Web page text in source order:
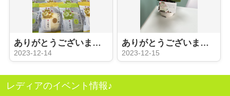
ありがとうございます！！【お礼】
2023-12-14
ありがとうございます！！【お礼】
2023-12-15
レディアのイベント情報♪